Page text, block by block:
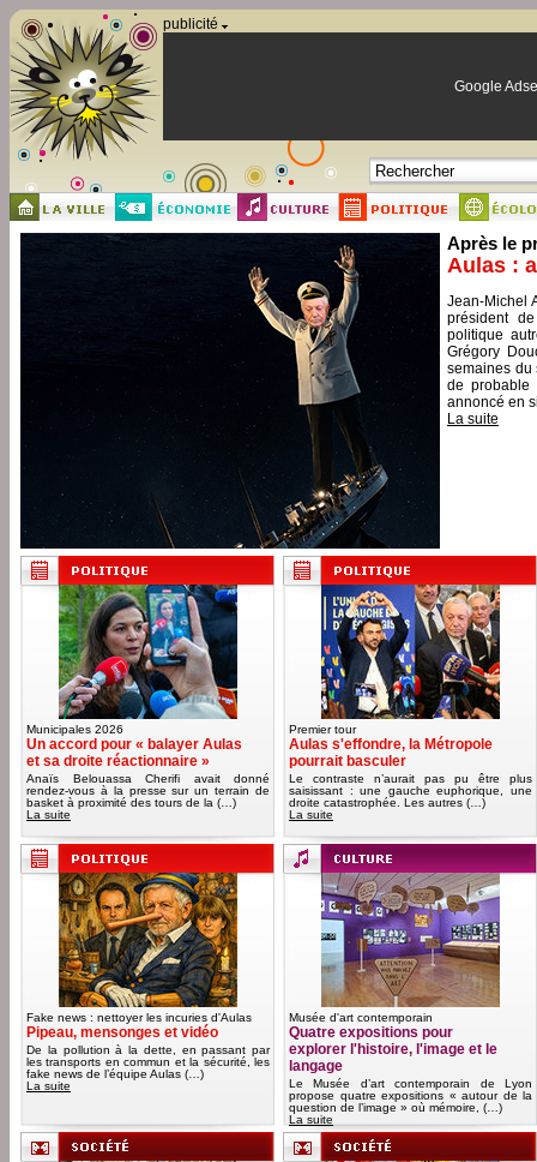
publicité
Google
Après le
Aulas :
Jean-Michel
président
politique
Grégory
semaines du
de probable
annoncé en
La suite
Municipales 2026
Un accord pour « balayer Aulas
et sa droite réactionnaire »
Anaïs Belouassa Cherifi avait donné
rendez-vous à la presse sur un terrain de
basket à proximité des tours de la (…)
La suite
Premier tour
Aulas s'effondre, la Métropole
pourrait basculer
Le contraste n’aurait pas pu être plus
saisissant : une gauche euphorique, une
droite catastrophée. Les autres (…)
La suite
Fake news : nettoyer les incuries d'Aulas
Pipeau, mensonges et vidéo
De la pollution à la dette, en passant par
les transports en commun et la sécurité, les
fake news de l’équipe Aulas (…)
La suite
Musée d'art contemporain
Quatre expositions pour
explorer l'histoire, l'image et le
langage
Le Musée d’art contemporain de Lyon
propose quatre expositions « autour de la
question de l’image » où mémoire, (…)
La suite
Panneau de gestion des cookies